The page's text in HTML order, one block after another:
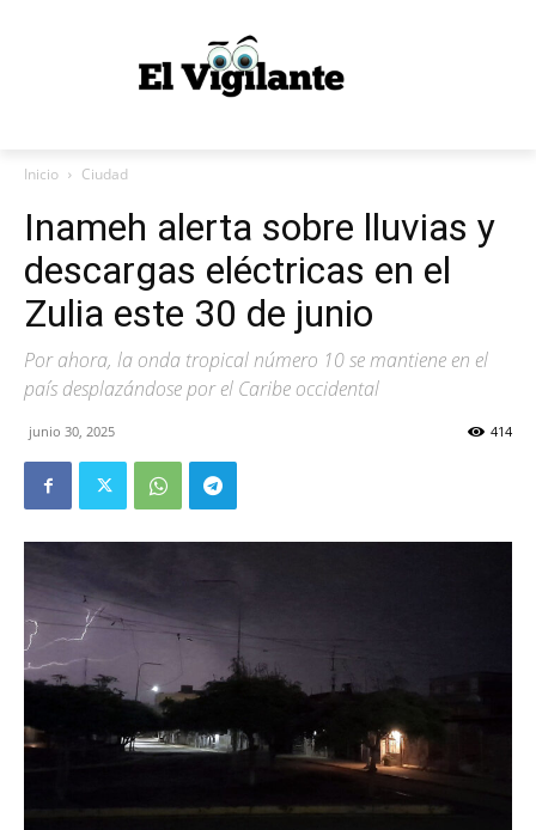
Inicio Ciudad
Inameh alerta sobre lluvias y
descargas eléctricas en el
Zulia este 30 de junio
Por ahora, la onda tropical número 10 se mantiene en el
país desplazándose por el Caribe occidental
junio 30, 2025 414